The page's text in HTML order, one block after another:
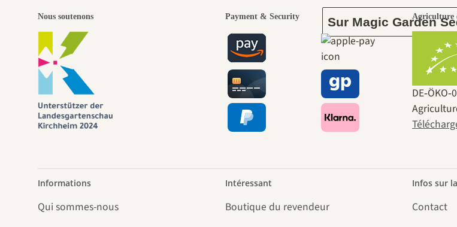
Sur Magic Garden
Nous soutenons Payment & Security Agriculture
Informations
Qui sommes-nous
Intéressant
Boutique du revendeur
Infos sur
Contact